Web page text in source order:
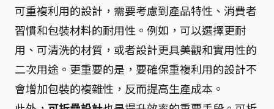
可重複利用的設計，需要考慮到產品特性、消費者
習慣和包裝材料的耐用性。例如，可以選擇更耐
用、可清洗的材質，或者設計更具美觀和實用性的
二次用途。更重要的是，要確保重複利用的設計不
會增加包裝的複雜性，反而提高生產成本。